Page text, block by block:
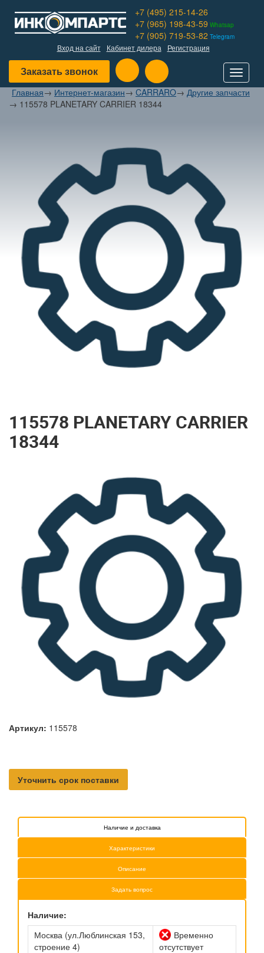
+7 (495) 215-14-26
+7 (965) 198-43-59 Whatsap
+7 (905) 719-53-82 Telegram
Вход на сайт Кабинет дилера Регистрация
Заказать звонок
Toggle
Главная→ Интернет-магазин→ CARRARO→ Другие запчасти
→ 115578 PLANETARY CARRIER 18344
115578 PLANETARY CARRIER
18344
Артикул: 115578
Уточнить срок поставки
Наличие и доставка
Характеристики
Описание
Задать вопрос
Наличие:
Москва (ул.Люблинская 153,
строение 4)
Временно
отсутствует